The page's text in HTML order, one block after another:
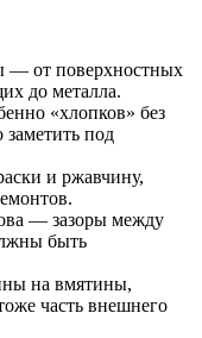
— от поверхностных
до металла.
«хлопков» без
под
и ржавчину,
— зазоры между
быть
на вмятины,
часть внешнего